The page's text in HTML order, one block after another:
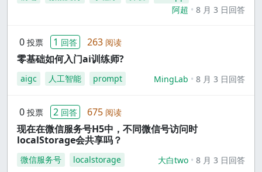
阿超
8 月 3 日回答
0 投票 1 回答 263 阅读
零基础如何入门ai训练师?
aigc 人工智能 prompt MingLab 8 月 3 日回答
0 投票 2 回答 675 阅读
现在在微信服务号H5中，不同微信号访问时
localStorage会共享吗？
微信服务号 localstorage 大白two 8 月 3 日回答